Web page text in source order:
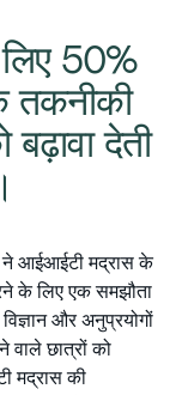
50%
तकनीकी
बढ़ावा देती
आईआईटी मद्रास के
के लिए एक समझौता
और अनुप्रयोगों
छात्रों को
मद्रास की